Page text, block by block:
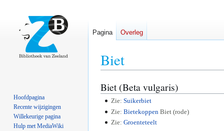
Biet
Naar
navigatie
Naar
zoeken
Biet (Beta vulgaris)
Zie: Suikerbiet
Zie: Bietekoppen Biet (rode)
Zie: Groenteteelt
Pagina Overleg
Hoofdpagina
Recente wijzigingen
Willekeurige pagina
Hulp met MediaWiki